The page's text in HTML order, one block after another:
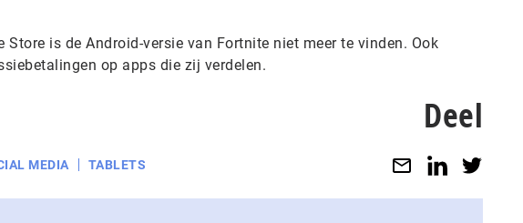
Store is de Android-versie van Fortnite niet meer te vinden. Ook
op apps die zij verdelen.
MEDIA TABLETS
Deel